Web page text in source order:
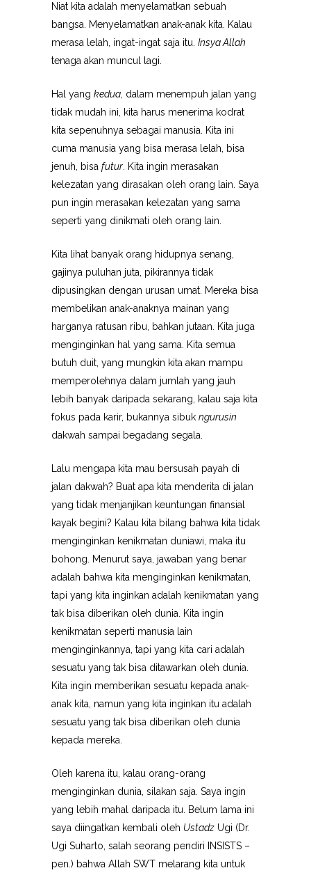
Niat kita adalah menyelamatkan sebuah
bangsa. Menyelamatkan anak-anak kita. Kalau
merasa lelah, ingat-ingat saja itu. Insya Allah
tenaga akan muncul lagi.
Hal yang kedua , dalam menempuh jalan yang
tidak mudah ini, kita harus menerima kodrat
kita sepenuhnya sebagai manusia. Kita ini
cuma manusia yang bisa merasa lelah, bisa
jenuh, bisa futur . Kita ingin merasakan
kelezatan yang dirasakan oleh orang lain. Saya
pun ingin merasakan kelezatan yang sama
seperti yang dinikmati oleh orang lain.
Kita lihat banyak orang hidupnya senang,
gajinya puluhan juta, pikirannya tidak
dipusingkan dengan urusan umat. Mereka bisa
membelikan anak-anaknya mainan yang
harganya ratusan ribu, bahkan jutaan. Kita juga
menginginkan hal yang sama. Kita semua
butuh duit, yang mungkin kita akan mampu
memperolehnya dalam jumlah yang jauh
lebih banyak daripada sekarang, kalau saja kita
fokus pada karir, bukannya sibuk ngurusin
dakwah sampai begadang segala.
Lalu mengapa kita mau bersusah payah di
jalan dakwah? Buat apa kita menderita di jalan
yang tidak menjanjikan keuntungan finansial
kayak begini? Kalau kita bilang bahwa kita tidak
menginginkan kenikmatan duniawi, maka itu
bohong. Menurut saya, jawaban yang benar
adalah bahwa kita menginginkan kenikmatan,
tapi yang kita inginkan adalah kenikmatan yang
tak bisa diberikan oleh dunia. Kita ingin
kenikmatan seperti manusia lain
menginginkannya, tapi yang kita cari adalah
sesuatu yang tak bisa ditawarkan oleh dunia.
Kita ingin memberikan sesuatu kepada anak-
anak kita, namun yang kita inginkan itu adalah
sesuatu yang tak bisa diberikan oleh dunia
kepada mereka.
Oleh karena itu, kalau orang-orang
menginginkan dunia, silakan saja. Saya ingin
yang lebih mahal daripada itu. Belum lama ini
saya diingatkan kembali oleh Ustadz Ugi (Dr.
Ugi Suharto, salah seorang pendiri INSISTS –
pen.) bahwa Allah SWT melarang kita untuk